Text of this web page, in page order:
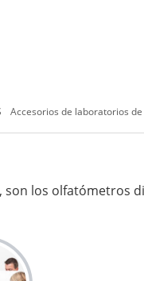
Accesorios de laboratorios
son los olfatómetros